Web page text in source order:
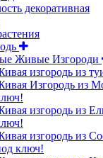
декоративная
Живые Изгороди
изгородь из
Изгородь из
изгородь из
изгородь из
ключ!